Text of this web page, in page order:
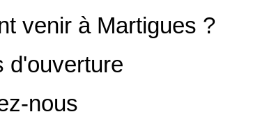
venir à Martigues ?
d'ouverture
nous